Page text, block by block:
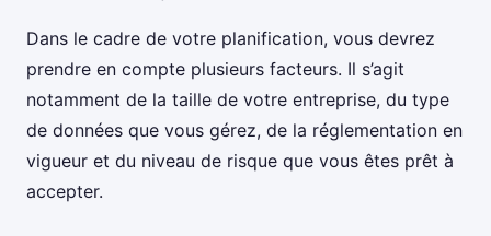
Dans le cadre de votre planification, vous devrez
prendre en compte plusieurs facteurs. Il s’agit
notamment de la taille de votre entreprise, du type
de données que vous gérez, de la réglementation en
vigueur et du niveau de risque que vous êtes prêt à
accepter.